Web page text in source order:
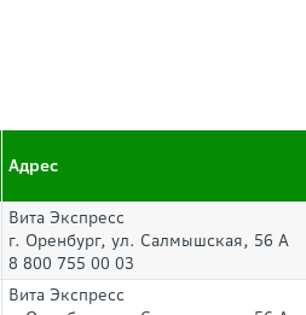
Адрес
Вита Экспресс
г. Оренбург, ул. Салмышская, 56 А
8 800 755 00 03
Вита Экспресс